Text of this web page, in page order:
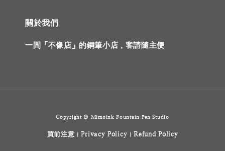
關於我們
一間「不像店」的鋼筆小店，客請隨主便
Copyright © Mimoink Fountain Pen Studio
買前注意 Privacy Policy Refund Policy